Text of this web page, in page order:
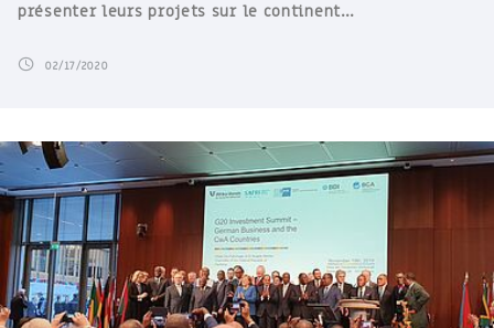
présenter leurs projets sur le continent…
02/17/2020